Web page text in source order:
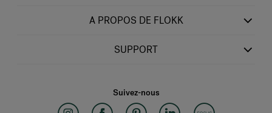
A PROPOS DE FLOKK
SUPPORT
Suivez-nous